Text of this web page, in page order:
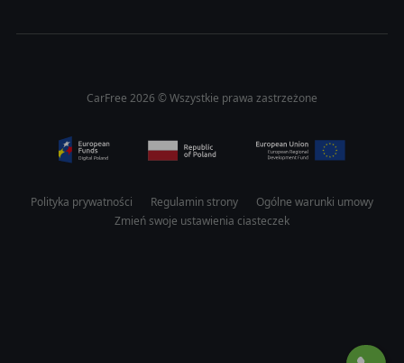
CarFree 2026 © Wszystkie prawa zastrzeżone
Polityka prywatności Regulamin strony
Ogólne warunki umowy
Zmień swoje ustawienia ciasteczek